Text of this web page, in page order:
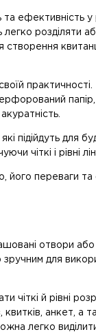
та ефективність
розділяти
практичності.
підійдуть для
чіткі і рівні
його переваги
отвори або
для
чіткі й рівні
анкет, а
легко